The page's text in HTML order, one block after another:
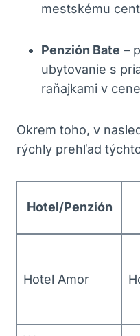
mestskému
Penzión Bate –
ubytovanie s
raňajkami v
Okrem toho, v
rýchly prehľad
Hotel/Penzión
Hotel Amor